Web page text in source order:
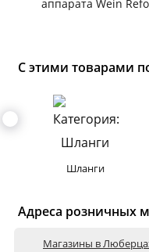
аппарата Wein
С этими товарами
Шланги
Адреса розничных
Магазины в